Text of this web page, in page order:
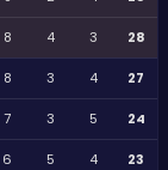
8 4 3 28
8 3 4 27
7 3 5 24
6 5 4 23